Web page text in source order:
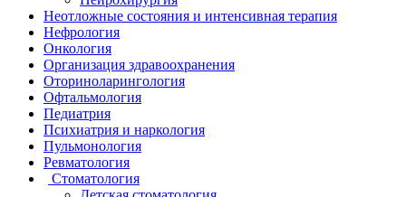
Неотложные состояния и интенсивная терапия
Нефрология
Онкология
Организация здравоохранения
Оториноларингология
Офтальмология
Педиатрия
Психиатрия и наркология
Пульмонология
Ревматология
Стоматология